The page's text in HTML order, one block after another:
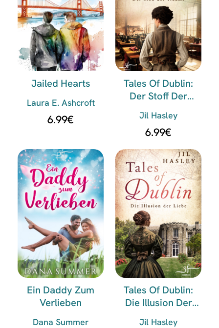
Jailed Hearts
Laura E. Ashcroft
6.99€
Tales Of Dublin:
Der Stoff Der
Jil Hasley
6.99€
Ein Daddy Zum
Verlieben
Dana Summer
Tales Of Dublin:
Die Illusion Der
Jil Hasley